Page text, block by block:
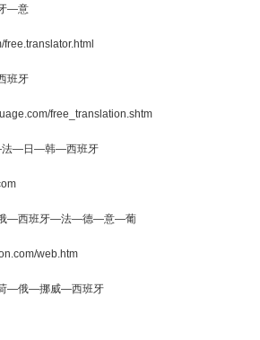
—意
free.translator.html
班牙
free_translation.shtm
—日—韩—西班牙
—西班牙—法—德—意—葡
web.htm
俄—挪威—西班牙